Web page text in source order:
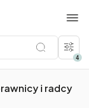
4
i radcy